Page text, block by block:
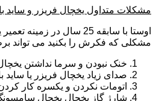
مشکلات متداول یخچال فریزر و ساید
اوستا با سابقه 25 سال در
مشکلی که فکرش را بکنید می تواند
خنک نبودن و سرما نداشتن
صدای زیاد یخچال فریزر یا
اتومات نکردن و یکسره کار
شارژ گاز یخچال یخچال